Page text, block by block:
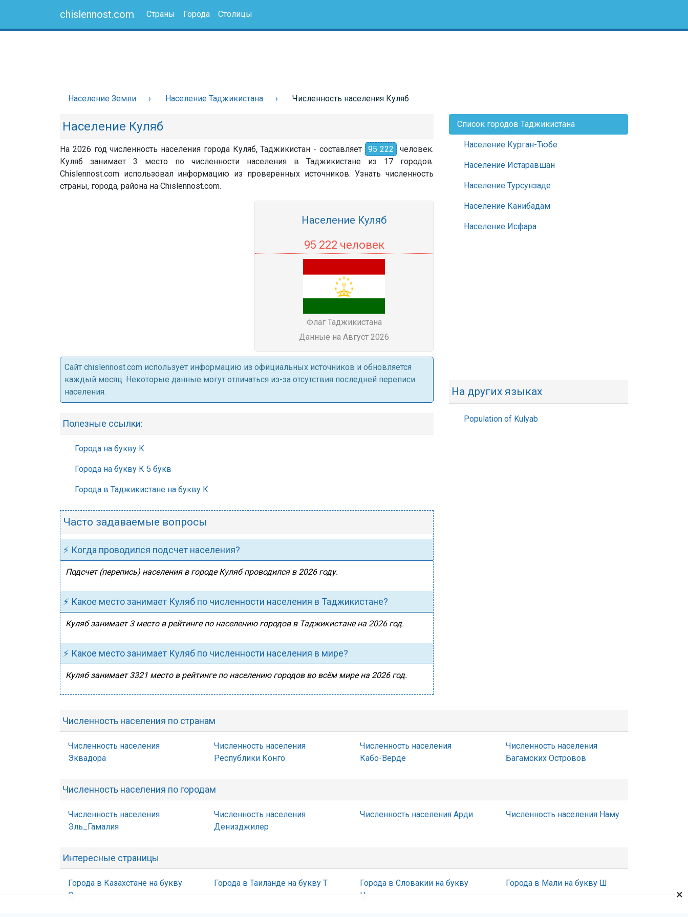
chislennost.com Страны Города Столицы
Население Земли Население Таджикистана Численность населения Куляб
Население Куляб
На 2026 год численность населения города Куляб, Таджикистан - составляет 95 222
человек.
Куляб занимает 3 место по численности населения в Таджикистане из 17 городов.
Chislennost.com использовал информацию из проверенных источников. Узнать численность
страны, города, района на Chislennost.com.
Население Куляб
95 222 человек
Флаг Таджикистана
Данные на Август 2026
Cайт chislennost.com использует информацию из официальных источников и обновляется
каждый месяц. Некоторые данные могут отличаться из-за отсутствия последней переписи
населения.
Полезные ссылки:
Города на букву К
Города на букву К 5 букв
Города в Таджикистане на букву К
Часто задаваемые вопросы
⚡ Когда проводился подсчет населения?
Подсчет (перепись) населения в городе Куляб проводился в 2026 году.
⚡ Какое место занимает Куляб по численности населения в Таджикистане?
Куляб занимает 3 место в рейтинге по населению городов в Таджикистане на 2026 год.
⚡ Какое место занимает Куляб по численности населения в мире?
Куляб занимает 3321 место в рейтинге по населению городов во всём мире на 2026 год.
Список городов Таджикистана
Население Курган-Тюбе
Население Истаравшан
Население Турсунзаде
Население Канибадам
Население Исфара
На других языках
Population of Kulyab
Численность населения по странам
Численность населения
Эквадора
Численность населения
Республики Конго
Численность населения
Кабо-Верде
Численность населения
Багамских Островов
Численность населения по городам
Численность населения
Эль_Гамалия
Численность населения
Денизджилер
Численность населения Арди Численность населения Наму
Интересные страницы
Города в Казахстане на букву
О
Города в Таиланде на букву Т
Города в Словакии на букву
Ц
Города в Мали на букву Ш
×